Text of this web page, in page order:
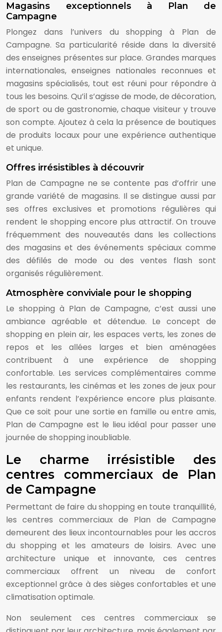
Magasins exceptionnels à Plan de
Campagne
Plongez dans l’univers du shopping à Plan de
Campagne. Sa particularité réside dans la diversité
des enseignes présentes sur place. Grandes marques
internationales, enseignes nationales reconnues et
magasins spécialisés, tout est réuni pour répondre à
tous les besoins. Qu’il s’agisse de mode, de décoration,
de sport ou de gastronomie, chaque visiteur y trouve
son compte. Ajoutez à cela la présence de boutiques
de produits locaux pour une expérience authentique
et unique.
Offres irrésistibles à découvrir
Plan de Campagne ne se contente pas d’offrir une
grande variété de magasins. Il se distingue aussi par
ses offres exclusives et promotions régulières qui
rendent le shopping encore plus attractif. On trouve
fréquemment des nouveautés dans les collections
des magasins et des événements spéciaux comme
des défilés de mode ou des ventes flash sont
organisés régulièrement.
Atmosphère conviviale pour le shopping
Le shopping à Plan de Campagne, c’est aussi une
ambiance agréable et détendue. Le concept de
shopping en plein air, les espaces verts, les zones de
repos et les allées larges et bien aménagées
contribuent à une expérience de shopping
confortable. Les services complémentaires comme
les restaurants, les cinémas et les zones de jeux pour
enfants rendent l’expérience encore plus plaisante.
Que ce soit pour une sortie en famille ou entre amis,
Plan de Campagne est le lieu idéal pour passer une
journée de shopping inoubliable.
Le charme irrésistible des
centres commerciaux de Plan
de Campagne
Permettant de faire du shopping en toute tranquillité,
les centres commerciaux de Plan de Campagne
demeurent des lieux incontournables pour les accros
du shopping et les amateurs de loisirs. Avec une
architecture unique et innovante, ces centres
commerciaux offrent un niveau de confort
exceptionnel grâce à des sièges confortables et une
climatisation optimale.
Non seulement ces centres commerciaux se